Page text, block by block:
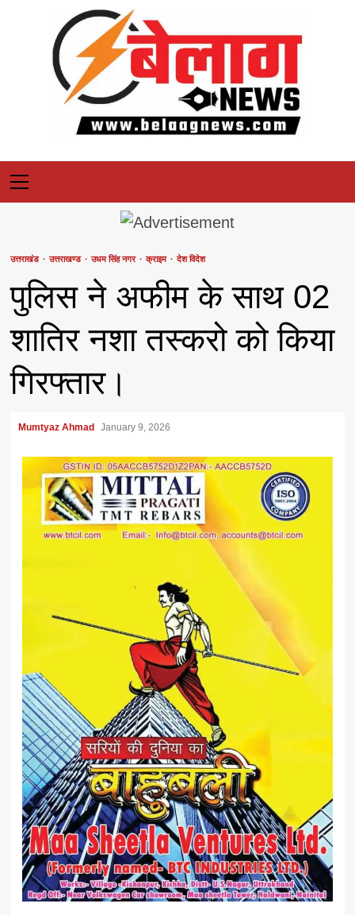
Primary
Menu
उत्तराखंड उत्तराखण्ड उधम सिंह नगर क्राइम देश विदेश
पुलिस ने अफीम के साथ 02
शातिर नशा तस्करो को किया
गिरफ्तार।
Mumtyaz Ahmad January 9, 2026